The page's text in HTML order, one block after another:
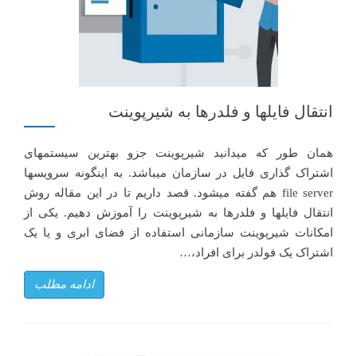
انتقال فایلها و فلدرها به شیرپوینت
همان طور که میدانید شیرپوینت جزو بهترین سیستمهای
اشتراک گذاری فایل در سازمان میباشد. به اینگونه سرویسها
file server هم گفته میشود. قصد داریم تا در این مقاله روش
انتقال فایلها و فلدرها به شیرپوینت را آموزش دهیم. یکی از
امکانات شیرپوینت سازمانی استفاده از فضای ابری و یا یک
اشتراک یک فولدر برای افراد،…
ادامه مطلب